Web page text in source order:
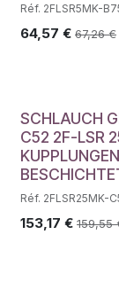
Réf. 2FLSR5MK-
64,57 € 67,26€
SCHLAUCH
C52 2F-LSR
Réf. 2FLSR25MK-
153,17 € 159,55